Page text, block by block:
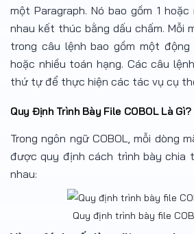
một Paragraph. Nó bao gồm 1
nhau kết thúc bằng dấu chấm. Mỗi
trong câu lệnh bao gồm một động
hoặc nhiều toán hạng. Các câu
thứ tự để thực hiện các tác vụ cụ
Quy Định Trình Bày File COBOL Là Gì?
Trong ngôn ngữ COBOL, mỗi dòng
được quy định cách trình bày chia
nhau:
Quy định trình bày file